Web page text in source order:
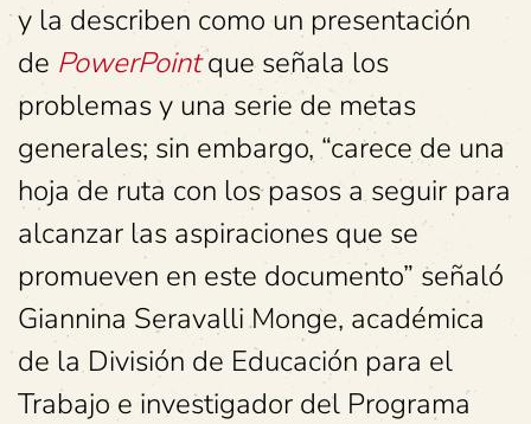
y la describen como un presentación
de PowerPointque señala los
problemas y una serie de metas
generales; sin embargo, “carece de una
hoja de ruta con los pasos a seguir para
alcanzar las aspiraciones que se
promueven en este documento” señaló
Giannina Seravalli Monge, académica
de la División de Educación para el
Trabajo e investigador del Programa